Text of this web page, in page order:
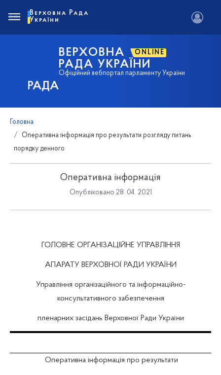
РАДА
ВЕРХОВНА ONLINE
РАДА УКРАЇНИ
Офіційний вебпортал парламенту України
Верховна Рада
України
Головна
Оперативна інформація про результати розгляду питань
порядку денного
Оперативна інформація
Опубліковано 28. 04. 2021
ГОЛОВНЕ ОРГАНІЗАЦІЙНЕ УПРАВЛІННЯ
АПАРАТУ ВЕРХОВНОЇ РАДИ УКРАЇНИ
Управління організаційного та інформаційно-
консультативного забезпечення
пленарних засідань Верховної Ради України
Оперативна інформація про результати